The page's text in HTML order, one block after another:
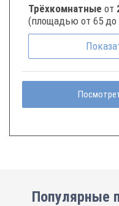
Трёхкомнатные от
(площадью от 65 до
Популярные